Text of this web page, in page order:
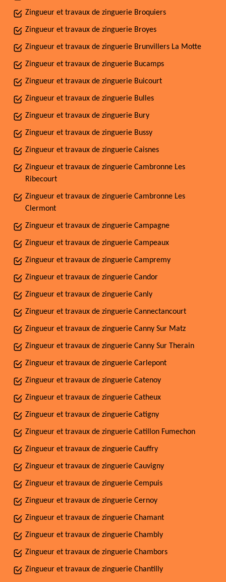
Zingueur et travaux de zinguerie Broquiers
Zingueur et travaux de zinguerie Broyes
Zingueur et travaux de zinguerie Brunvillers La Motte
Zingueur et travaux de zinguerie Bucamps
Zingueur et travaux de zinguerie Buicourt
Zingueur et travaux de zinguerie Bulles
Zingueur et travaux de zinguerie Bury
Zingueur et travaux de zinguerie Bussy
Zingueur et travaux de zinguerie Caisnes
Zingueur et travaux de zinguerie Cambronne Les
Ribecourt
Zingueur et travaux de zinguerie Cambronne Les
Clermont
Zingueur et travaux de zinguerie Campagne
Zingueur et travaux de zinguerie Campeaux
Zingueur et travaux de zinguerie Campremy
Zingueur et travaux de zinguerie Candor
Zingueur et travaux de zinguerie Canly
Zingueur et travaux de zinguerie Cannectancourt
Zingueur et travaux de zinguerie Canny Sur Matz
Zingueur et travaux de zinguerie Canny Sur Therain
Zingueur et travaux de zinguerie Carlepont
Zingueur et travaux de zinguerie Catenoy
Zingueur et travaux de zinguerie Catheux
Zingueur et travaux de zinguerie Catigny
Zingueur et travaux de zinguerie Catillon Fumechon
Zingueur et travaux de zinguerie Cauffry
Zingueur et travaux de zinguerie Cauvigny
Zingueur et travaux de zinguerie Cempuis
Zingueur et travaux de zinguerie Cernoy
Zingueur et travaux de zinguerie Chamant
Zingueur et travaux de zinguerie Chambly
Zingueur et travaux de zinguerie Chambors
Zingueur et travaux de zinguerie Chantilly